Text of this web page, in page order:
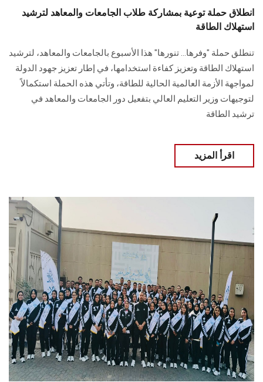
انطلاق حملة توعية بمشاركة طلاب الجامعات والمعاهد لترشيد
استهلاك الطاقة
تنطلق حملة "وفرها… تنورها" هذا الأسبوع بالجامعات والمعاهد، لترشيد
استهلاك الطاقة وتعزيز كفاءة استخدامها، في إطار تعزيز جهود الدولة
لمواجهة الأزمة العالمية الحالية للطاقة، وتأتي هذه الحملة استكمالاً
لتوجيهات وزير التعليم العالي بتفعيل دور الجامعات والمعاهد في
ترشيد الطاقة
اقرأ المزيد